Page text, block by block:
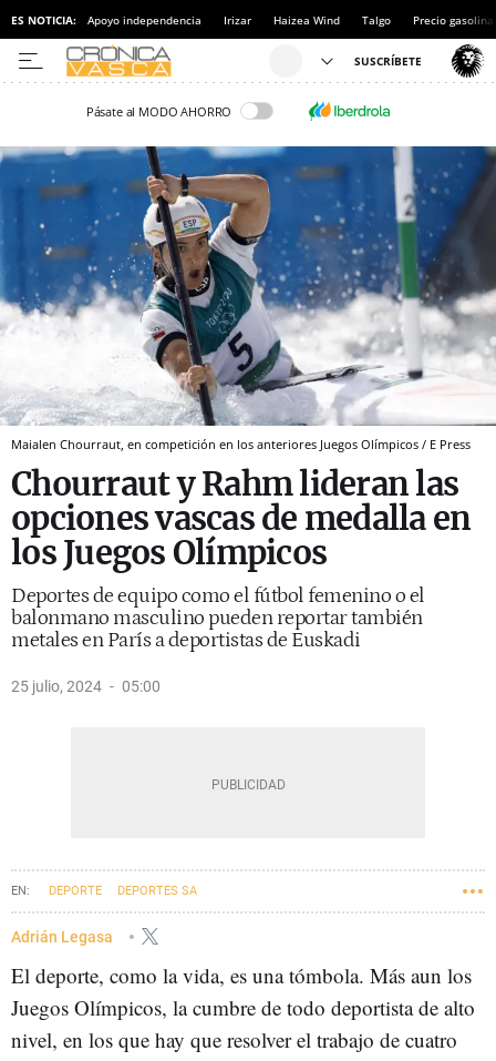
ES NOTICIA: Apoyo independencia Irizar Haizea Wind Talgo Precio gasolina
Pásate al MODO AHORRO
Maialen Chourraut, en competición en los anteriores Juegos Olímpicos / E Press
Chourraut y Rahm lideran las
opciones vascas de medalla en
los Juegos Olímpicos
Deportes de equipo como el fútbol femenino o el
balonmano masculino pueden reportar también
metales en París a deportistas de Euskadi
25 julio, 2024 05:00
DEPORTE DEPORTES SA
Adrián Legasa
El deporte, como la vida, es una tómbola. Más aun los
Juegos Olímpicos, la cumbre de todo deportista de alto
nivel, en los que hay que resolver el trabajo de cuatro